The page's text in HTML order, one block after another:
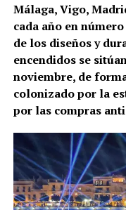
Málaga, Vigo,
cada año en
de los diseños y
encendidos se
noviembre, de
colonizado por la
por las compras